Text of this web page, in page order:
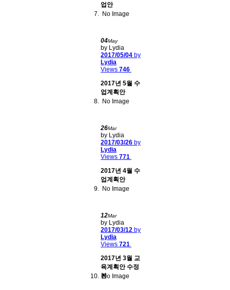
업안
No Image
04May
by Lydia
2017/05/04 by
Lydia
Views 746
2017년 5월 수
업계획안
No Image
26Mar
by Lydia
2017/03/26 by
Lydia
Views 771
2017년 4월 수
업계획안
No Image
12Mar
by Lydia
2017/03/12 by
Lydia
Views 721
2017년 3월 교
육계획안 수정
본
No Image